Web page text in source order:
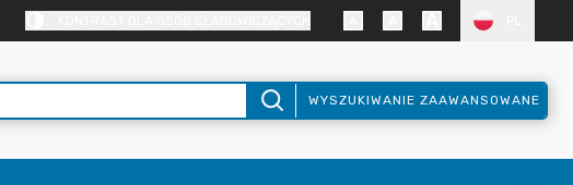
WYSZUKIWANIE ZAAWANSOWANE